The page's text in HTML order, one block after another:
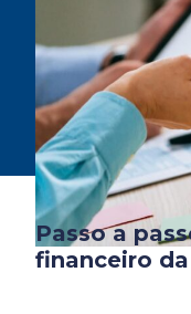
Passo a
financeiro